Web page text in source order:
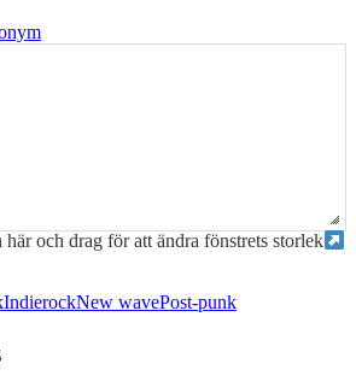
och drag för att ändra fönstrets storlek
IndierockNew wavePost-punk